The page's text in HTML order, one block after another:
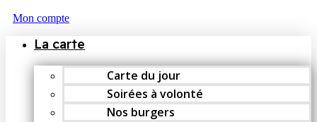
Mon compte
La carte
Carte du jour
Soirées à volonté
Nos burgers